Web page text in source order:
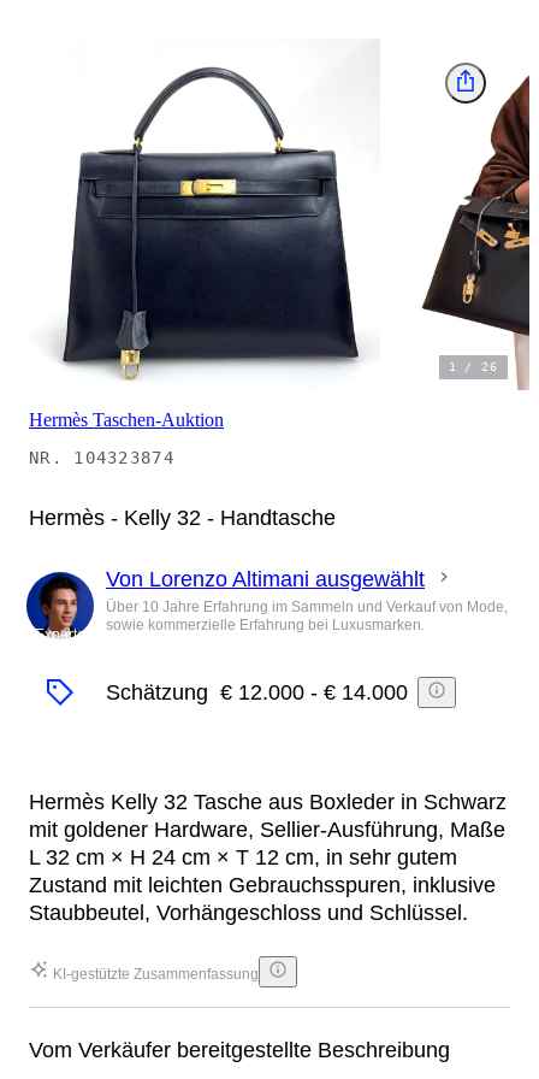
1 / 26
Hermès Taschen-Auktion
NR. 104323874
Hermès - Kelly 32 - Handtasche
Experte
Von Lorenzo Altimani ausgewählt
Über 10 Jahre Erfahrung im Sammeln und Verkauf von Mode,
sowie kommerzielle Erfahrung bei Luxusmarken.
Schätzung € 12.000 - € 14.000
Hermès Kelly 32 Tasche aus Boxleder in Schwarz
mit goldener Hardware, Sellier-Ausführung, Maße
L 32 cm × H 24 cm × T 12 cm, in sehr gutem
Zustand mit leichten Gebrauchsspuren, inklusive
Staubbeutel, Vorhängeschloss und Schlüssel.
KI-gestützte Zusammenfassung
Vom Verkäufer bereitgestellte Beschreibung